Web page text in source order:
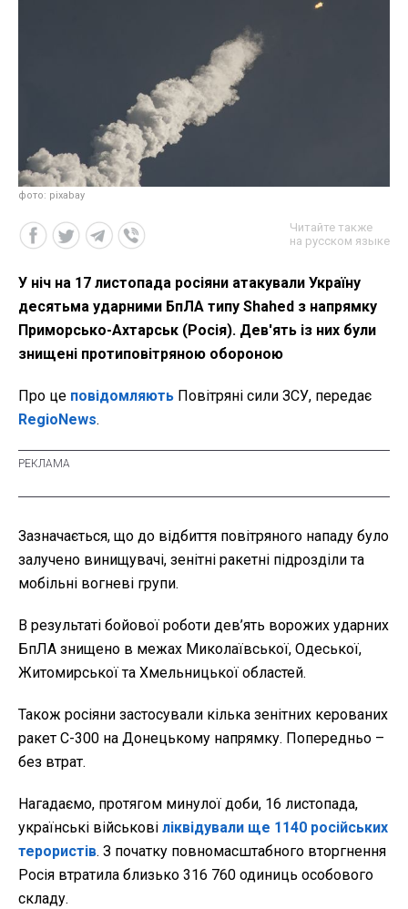
фото: pixabay
Читайте также
на русском языке
У ніч на 17 листопада росіяни атакували Україну
десятьма ударними БпЛА типу Shahed з напрямку
Приморсько-Ахтарськ (Росія). Дев'ять із них були
знищені протиповітряною обороною
Про це повідомляють Повітряні сили ЗСУ, передає
RegioNews.
Зазначається, що до відбиття повітряного нападу було
залучено винищувачі, зенітні ракетні підрозділи та
мобільні вогневі групи.
В результаті бойової роботи дев’ять ворожих ударних
БпЛА знищено в межах Миколаївської, Одеської,
Житомирської та Хмельницької областей.
Також росіяни застосували кілька зенітних керованих
ракет С-300 на Донецькому напрямку. Попередньо –
без втрат.
Нагадаємо, протягом минулої доби, 16 листопада,
українські військові ліквідували ще 1140 російських
терористів. З початку повномасштабного вторгнення
Росія втратила близько 316 760 одиниць особового
складу.